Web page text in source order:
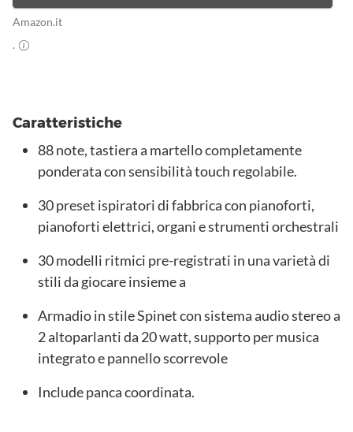
Amazon.it
.
Caratteristiche
88 note, tastiera a martello completamente
ponderata con sensibilità touch regolabile.
30 preset ispiratori di fabbrica con pianoforti,
pianoforti elettrici, organi e strumenti orchestrali
30 modelli ritmici pre-registrati in una varietà di
stili da giocare insieme a
Armadio in stile Spinet con sistema audio stereo a
2 altoparlanti da 20 watt, supporto per musica
integrato e pannello scorrevole
Include panca coordinata.